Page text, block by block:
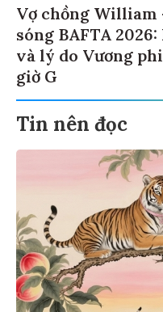
Vợ chồng William
sóng BAFTA
và lý do Vương
giờ G
Tin nên đọc